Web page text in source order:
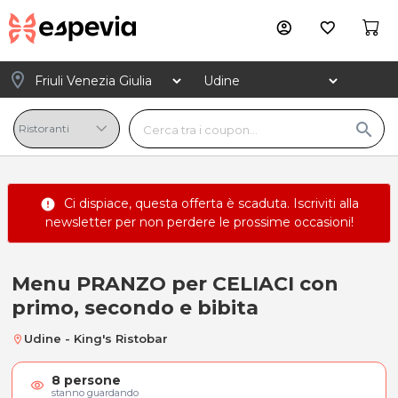
search
account_circle favorite_border
location_on
error Ci dispiace, questa offerta è scaduta. Iscriviti alla
newsletterper non perdere le prossime occasioni!
Menu PRANZO per CELIACI con
Menu PRANZO per CELIACI con
primo, secondo e bibita
location_on Udine - King's Ristobar
visibility 8 persone
stanno guardando